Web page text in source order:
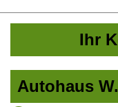
Ihr
Autohaus